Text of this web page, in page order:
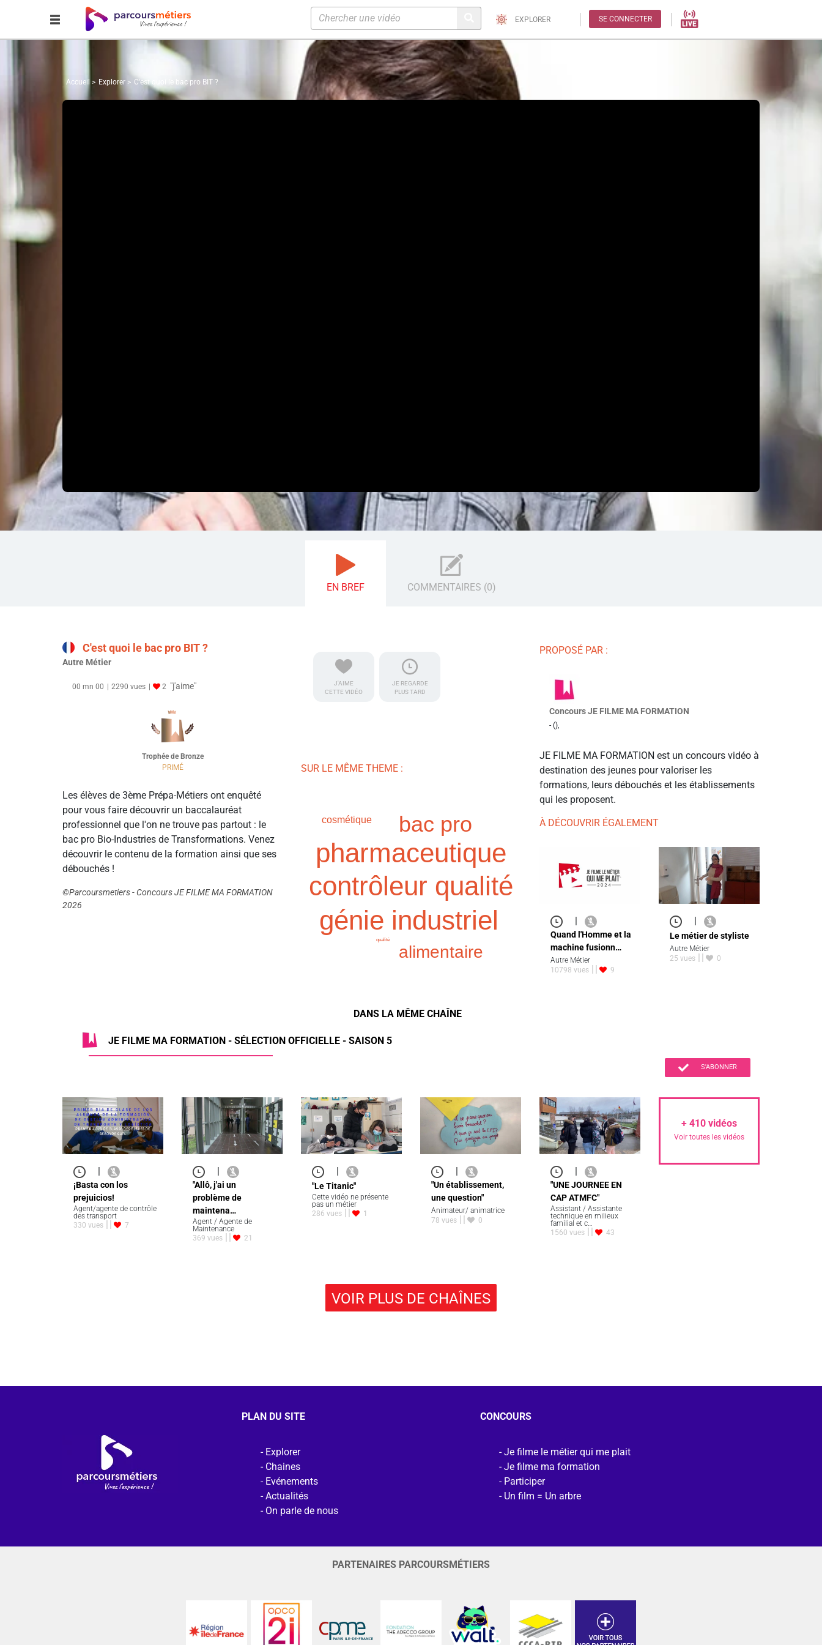
EXPLORER SE CONNECTER
Accueil Explorer C'est quoi le bac pro BIT ?
EN BREF COMMENTAIRES (0)
C'est quoi le bac pro BIT ?
Autre Métier
00 mn 00 2290 vues 2 "j'aime"
Trophée de Bronze
PRIMÉ
Les élèves de 3ème Prépa-Métiers ont enquêté
pour vous faire découvrir un baccalauréat
professionnel que l'on ne trouve pas partout : le
bac pro Bio-Industries de Transformations. Venez
découvrir le contenu de la formation ainsi que ses
débouchés !
©Parcoursmetiers - Concours JE FILME MA FORMATION
2026
J'AIME
CETTE VIDÉO
JE REGARDE
PLUS TARD
SUR LE MÊME THEME :
contrôleur qualité
pharmaceutique
génie industriel
bac pro
alimentaire
cosmétique
qualité
PROPOSÉ PAR :
Concours JE FILME MA FORMATION
- (),
JE FILME MA FORMATION est un concours vidéo à
destination des jeunes pour valoriser les
formations, leurs débouchés et les établissements
qui les proposent.
À DÉCOUVRIR ÉGALEMENT
Quand l'Homme et la
machine fusionn…
Autre Métier
10798 vues
9
Le métier de styliste
Autre Métier
25 vues
0
DANS LA MÊME CHAÎNE
JE FILME MA FORMATION - SÉLECTION OFFICIELLE - SAISON 5
S'ABONNER
¡Basta con los
prejuicios!
Agent/agente de contrôle
des transport
330 vues
7
"Allô, j'ai un
problème de
maintena…
Agent / Agente de
Maintenance
369 vues
21
"Le Titanic"
Cette vidéo ne présente
pas un métier
286 vues
1
"Un établissement,
une question"
Animateur/ animatrice
78 vues
0
"UNE JOURNEE EN
CAP ATMFC"
Assistant / Assistante
technique en milieux
familial et c…
1560 vues
43
+ 410 vidéos
Voir toutes les vidéos
VOIR PLUS DE CHAÎNES
PLAN DU SITE
Explorer
Chaines
Evénements
Actualités
On parle de nous
CONCOURS
Je filme le métier qui me plait
Je filme ma formation
Participer
Un film = Un arbre
PARTENAIRES PARCOURSMÉTIERS